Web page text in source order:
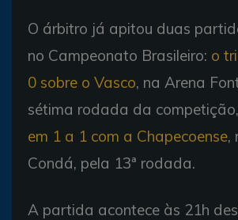
O árbitro já apitou duas
no Campeonato Brasileiro: o
0 sobre o Vasco, na Arena
sétima rodada da
em 1 a 1 com a Chapecoense,
Condá, pela 13ª rodada.
A partida acontece às 21h